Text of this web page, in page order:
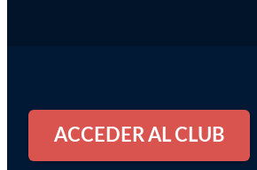
ACCEDER AL CLUB